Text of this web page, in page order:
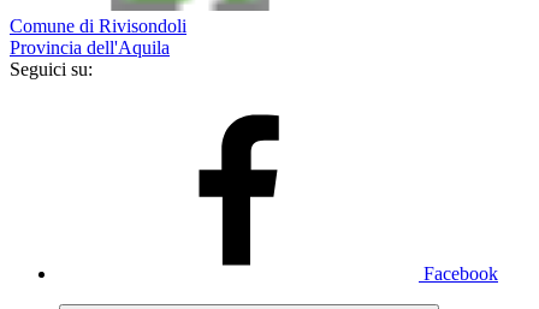
Comune di Rivisondoli
Provincia dell'Aquila
Seguici su:
Facebook